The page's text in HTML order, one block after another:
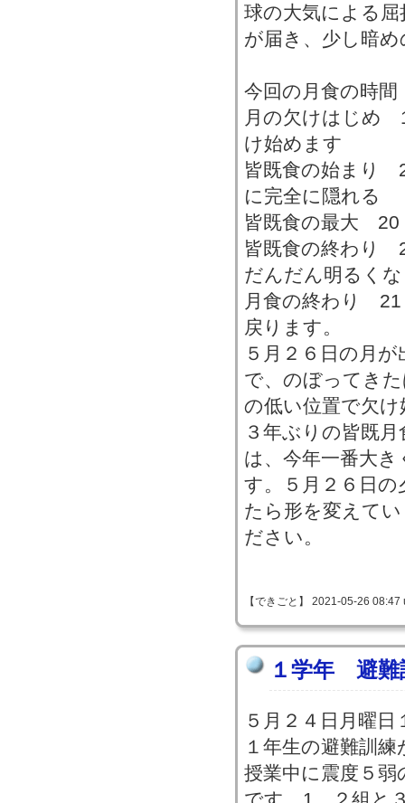
球の大気による
が届き、少し暗
今回の月食の時間
月の欠けはじめ
け始めます
皆既食の始まり
に完全に隠れる
皆既食の最大 20
皆既食の終わり
だんだん明るく
月食の終わり
戻ります。
５月２６日の月
で、のぼってき
の低い位置で欠
３年ぶりの皆既
は、今年一番大
す。５月２６日
たら形を変えて
ださい。
【できごと】 2021-05-26
１学年 避難
５月２４日月曜日
１年生の避難訓
授業中に震度５